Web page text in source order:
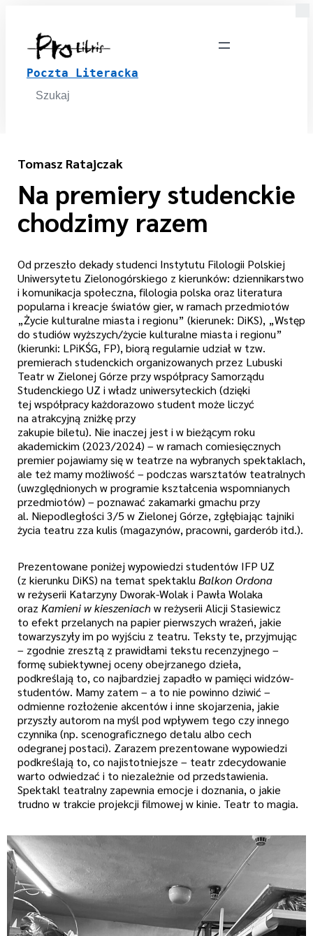
Poczta Literacka
Search
for:
Tomasz Ratajczak
Na premiery studenckie
chodzimy razem
Od przeszło dekady studenci Instytutu Filologii Polskiej
Uniwersytetu Zielonogórskiego z kierunków: dziennikarstwo
i komunikacja społeczna, filologia polska oraz literatura
popularna i kreacje światów gier, w ramach przedmiotów
„Życie kulturalne miasta i regionu” (kierunek: DiKS), „Wstęp
do studiów wyższych/życie kulturalne miasta i regionu”
(kierunki: LPiKŚG, FP), biorą regularnie udział w tzw.
premierach studenckich organizowanych przez Lubuski
Teatr w Zielonej Górze przy współpracy Samorządu
Studenckiego UZ i władz uniwersyteckich (dzięki
tej współpracy każdorazowo student może liczyć
na atrakcyjną zniżkę przy
zakupie biletu). Nie inaczej jest i w bieżącym roku
akademickim (2023/2024) – w ramach comiesięcznych
premier pojawiamy się w teatrze na wybranych spektaklach,
ale też mamy możliwość – podczas warsztatów teatralnych
(uwzględnionych w programie kształcenia wspomnianych
przedmiotów) – poznawać zakamarki gmachu przy
al. Niepodległości 3/5 w Zielonej Górze, zgłębiając tajniki
życia teatru zza kulis (magazynów, pracowni, garderób itd.).
Prezentowane poniżej wypowiedzi studentów IFP UZ
(z kierunku DiKS) na temat spektakluBalkon Ordona
w reżyserii Katarzyny Dworak-Wolak i Pawła Wolaka
oraz Kamieni w kieszeniachw reżyserii Alicji Stasiewicz
to efekt przelanych na papier pierwszych wrażeń, jakie
towarzyszyły im po wyjściu z teatru. Teksty te, przyjmując
– zgodnie zresztą z prawidłami tekstu recenzyjnego –
formę subiektywnej oceny obejrzanego dzieła,
podkreślają to, co najbardziej zapadło w pamięci widzów-
studentów. Mamy zatem – a to nie powinno dziwić –
odmienne rozłożenie akcentów i inne skojarzenia, jakie
przyszły autorom na myśl pod wpływem tego czy innego
czynnika (np. scenograficznego detalu albo cech
odegranej postaci). Zarazem prezentowane wypowiedzi
podkreślają to, co najistotniejsze – teatr zdecydowanie
warto odwiedzać i to niezależnie od przedstawienia.
Spektakl teatralny zapewnia emocje i doznania, o jakie
trudno w trakcie projekcji filmowej w kinie. Teatr to magia.